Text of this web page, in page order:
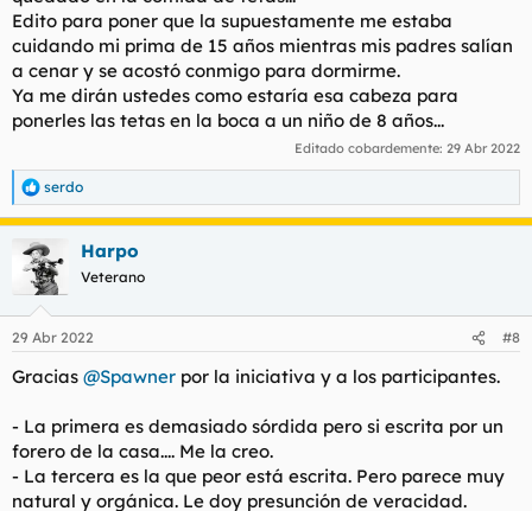
Edito para poner que la supuestamente me estaba
cuidando mi prima de 15 años mientras mis padres salían
a cenar y se acostó conmigo para dormirme.
Ya me dirán ustedes como estaría esa cabeza para
ponerles las tetas en la boca a un niño de 8 años...
Editado cobardemente: 29 Abr 2022
R
e
a
c
c
e
:
serdo
Harpo
Veterano
29 Abr 2022 #8
Gracias @Spawner por la iniciativa y a los participantes.
- La primera es demasiado sórdida pero si escrita por un
forero de la casa.... Me la creo.
- La tercera es la que peor está escrita. Pero parece muy
natural y orgánica. Le doy presunción de veracidad.